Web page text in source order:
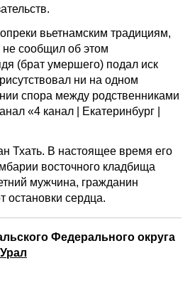
вьетнамским традициям,
не сообщил об этом
(брат умершего) подал иск
ни на одном
спора между родственниками
«4 канал | Екатеринбург |
Тхать. В настоящее время его
восточного кладбища
мужчина, гражданин
остановки сердца.
Федерального округа